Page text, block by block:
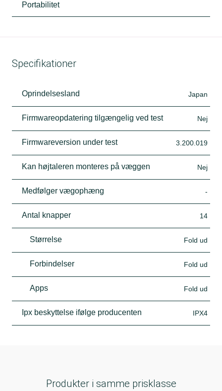
Portabilitet
Specifikationer
Oprindelsesland Japan
Firmwareopdatering tilgængelig ved test Nej
Firmwareversion under test 3.200.019
Kan højtaleren monteres på væggen Nej
Medfølger vægophæng -
Antal knapper 14
Størrelse Fold ud
Forbindelser Fold ud
Apps Fold ud
Ipx beskyttelse ifølge producenten IPX4
Produkter i samme prisklasse